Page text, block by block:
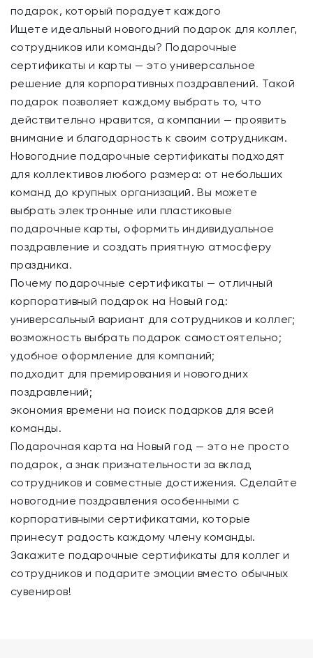
подарок, который порадует каждого
Ищете идеальный новогодний подарок для коллег,
сотрудников или команды? Подарочные
сертификаты и карты — это универсальное
решение для корпоративных поздравлений. Такой
подарок позволяет каждому выбрать то, что
действительно нравится, а компании — проявить
внимание и благодарность к своим сотрудникам.
Новогодние подарочные сертификаты подходят
для коллективов любого размера: от небольших
команд до крупных организаций. Вы можете
выбрать электронные или пластиковые
подарочные карты, оформить индивидуальное
поздравление и создать приятную атмосферу
праздника.
Почему подарочные сертификаты — отличный
корпоративный подарок на Новый год:
универсальный вариант для сотрудников и коллег;
возможность выбрать подарок самостоятельно;
удобное оформление для компаний;
подходит для премирования и новогодних
поздравлений;
экономия времени на поиск подарков для всей
команды.
Подарочная карта на Новый год — это не просто
подарок, а знак признательности за вклад
сотрудников и совместные достижения. Сделайте
новогодние поздравления особенными с
корпоративными сертификатами, которые
принесут радость каждому члену команды.
Закажите подарочные сертификаты для коллег и
сотрудников и подарите эмоции вместо обычных
сувениров!